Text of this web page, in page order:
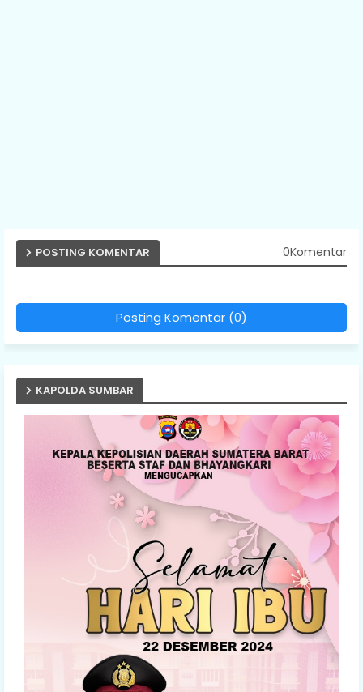
POSTING KOMENTAR 0Komentar
Posting Komentar (0)
KAPOLDA SUMBAR